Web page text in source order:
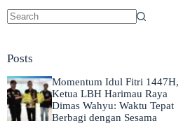
Posts
Momentum Idul Fitri 1447H,
Ketua LBH Harimau Raya
Dimas Wahyu: Waktu Tepat
Berbagi dengan Sesama